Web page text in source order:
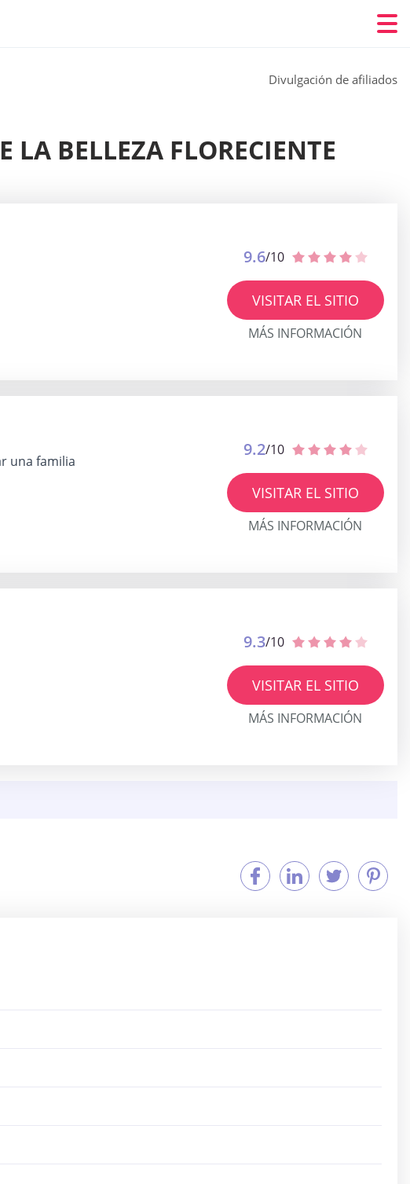
Divulgación de afiliados
LA BELLEZA FLORECIENTE
9.6/10
VISITAR EL SITIO
MÁS INFORMACIÓN
una familia
9.2/10
VISITAR EL SITIO
MÁS INFORMACIÓN
9.3/10
VISITAR EL SITIO
MÁS INFORMACIÓN